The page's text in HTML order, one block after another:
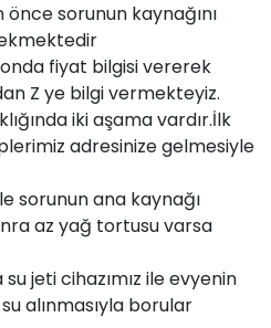
sorunun kaynağını
fiyat bilgisi vererek
Z ye bilgi vermekteyiz.
iki aşama vardır.İlk
adresinize gelmesiyle
sorunun ana kaynağı
az yağ tortusu varsa
jeti cihazımız ile evyenin
alınmasıyla borular